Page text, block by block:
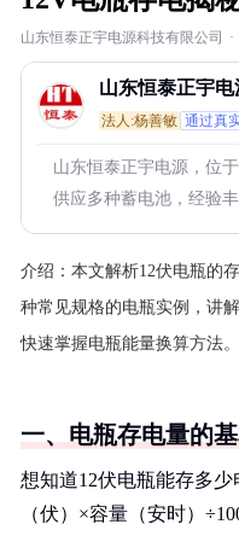
山东恒泰正宇电源科技有限公司 ·
山东恒泰正宇电
法人:杨善敏 通过真
山东恒泰正宇电源，位
供应多种蓄电池，经验
介绍： 本文解析12伏电瓶的
种常见规格的电瓶实例，讲
快速掌握电瓶能量换算方法。
一、电瓶存电量的
想知道12伏电瓶能存多
（伏）×容量（安时）